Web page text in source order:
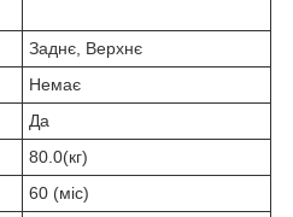
Заднє, Верхнє
Немає
Да
80.0(кг)
60 (міс)